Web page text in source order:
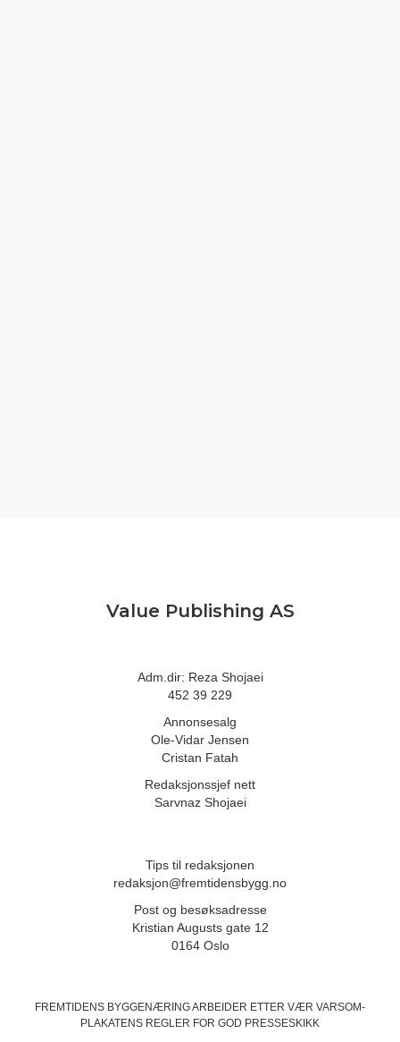
Value Publishing AS
Adm.dir: Reza Shojaei
452 39 229
Annonsesalg
Ole-Vidar Jensen
Cristan Fatah
Redaksjonssjef nett
Sarvnaz Shojaei
Tips til redaksjonen
redaksjon@fremtidensbygg.no
Post og besøksadresse
Kristian Augusts gate 12
0164 Oslo
FREMTIDENS BYGGENÆRING ARBEIDER ETTER VÆR VARSOM-
PLAKATENS REGLER FOR GOD PRESSESKIKK